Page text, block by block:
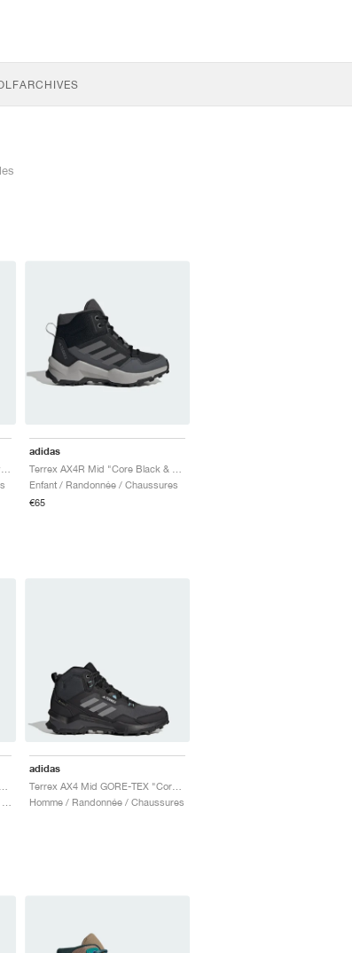
ARCHIVES
Terrex AX4R "Core Black & Grey Four"
adidas
Enfant / Randonnée / Chaussures
€65
adidas
Homme / Randonnée / Chaussures